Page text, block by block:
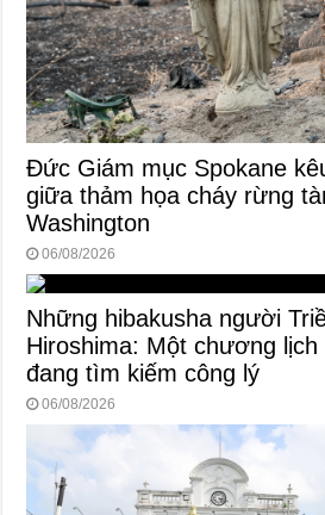
Đức Giám mục Spokane
giữa thảm họa cháy rừng
Washington
06/08/2026
Những hibakusha người
Hiroshima: Một chương
đang tìm kiếm công lý
06/08/2026